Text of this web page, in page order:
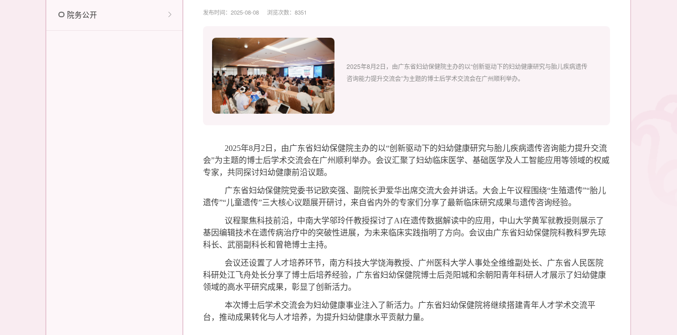
院务公开 发布时间：2025-08-08 浏览次数：8351
2025年8月2日，由广东省妇幼保健院主办的以“创新驱动下的妇幼健康研究与胎儿疾病遗传
咨询能力提升交流会”为主题的博士后学术交流会在广州顺利举办。
2025年8月2日，由广东省妇幼保健院主办的以“创新驱动下的妇幼健康研究与胎儿疾病遗传咨询能力提升交流
会”为主题的博士后学术交流会在广州顺利举办。会议汇聚了妇幼临床医学、基础医学及人工智能应用等领域的权威
专家，共同探讨妇幼健康前沿议题。
广东省妇幼保健院党委书记欧奕强、副院长尹爱华出席交流大会并讲话。大会上午议程围绕“生殖遗传”“胎儿
遗传”“儿童遗传”三大核心议题展开研讨，来自省内外的专家们分享了最新临床研究成果与遗传咨询经验。
议程聚焦科技前沿，中南大学邬玲仟教授探讨了AI在遗传数据解读中的应用，中山大学黄军就教授则展示了
基因编辑技术在遗传病治疗中的突破性进展，为未来临床实践指明了方向。会议由广东省妇幼保健院科教科罗先琼
科长、武丽副科长和曾艳博士主持。
会议还设置了人才培养环节，南方科技大学饶海教授、广州医科大学人事处全维维副处长、广东省人民医院
科研处江飞舟处长分享了博士后培养经验，广东省妇幼保健院博士后尧阳城和余朝阳青年科研人才展示了妇幼健康
领域的高水平研究成果，彰显了创新活力。
本次博士后学术交流会为妇幼健康事业注入了新活力。广东省妇幼保健院将继续搭建青年人才学术交流平
台，推动成果转化与人才培养，为提升妇幼健康水平贡献力量。